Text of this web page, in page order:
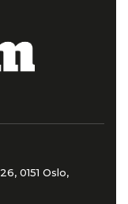
0151 Oslo,